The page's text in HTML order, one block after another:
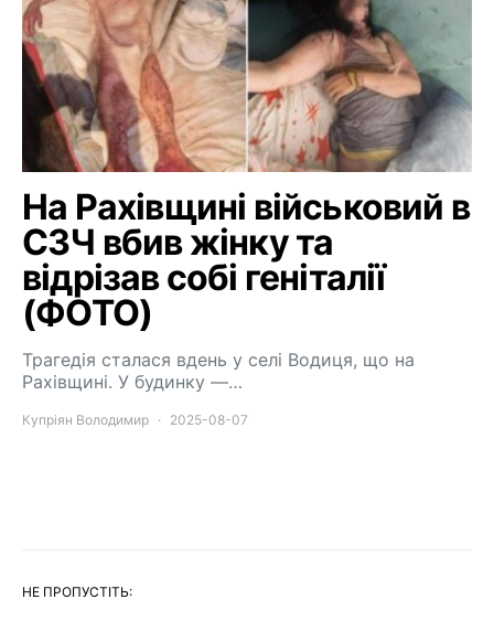
На Рахівщині військовий в
СЗЧ вбив жінку та
відрізав собі геніталії
(ФОТО)
Трагедія сталася вдень у селі Водиця, що на
Рахівщині. У будинку —…
Купріян Володимир 2025-08-07
НЕ ПРОПУСТІТЬ: